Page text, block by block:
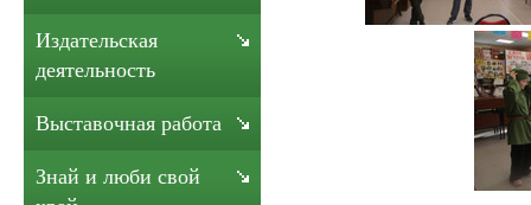
Издательская
деятельность
Выставочная работа
Знай и люби свой